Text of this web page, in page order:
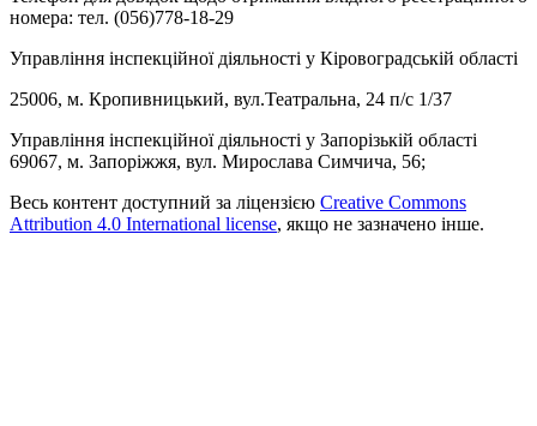
номера: тел. (056)778-18-29
Управління інспекційної діяльності у Кіровоградській області
25006, м. Кропивницький, вул.Театральна, 24 п/с 1/37
Управління інспекційної діяльності у Запорізькій області
69067, м. Запоріжжя, вул. Мирослава Симчича, 56;
Весь контент доступний за ліцензією Creative Commons
Attribution 4.0 International license, якщо не зазначено інше.